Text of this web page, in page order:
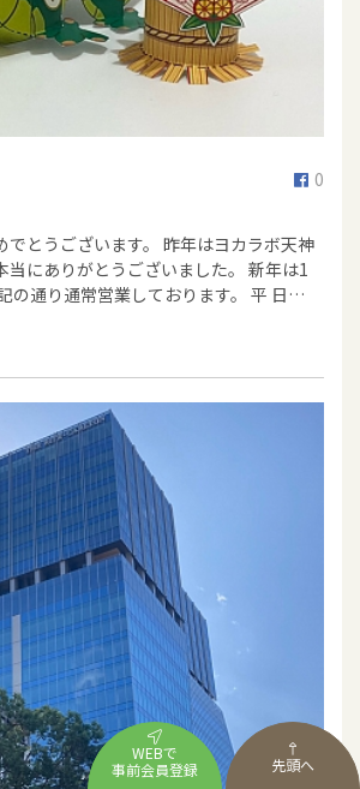
0
でとうございます。 昨年はヨカラボ天神
当にありがとうございました。 新年は1
の通り通常営業しております。 平 日…
WEBで
事前会員登録
先頭へ